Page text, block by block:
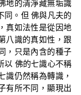
地的清淨藏無垢識
同。但 佛與凡夫的
真如法性是從因地
八識的真如性，跟
，只是內含的種子
以 佛的七識心不稱
識仍然稱為轉識，
有所不同，顯現出